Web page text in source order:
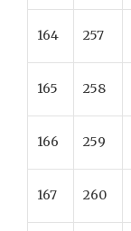
164 257
165 258
166 259
167 260